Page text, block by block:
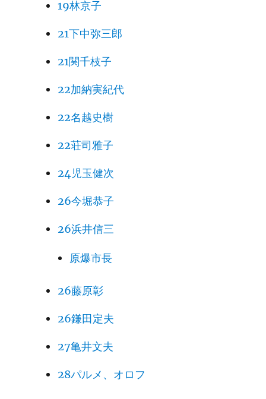
19林京子
21下中弥三郎
21関千枝子
22加納実紀代
22名越史樹
22荘司雅子
24児玉健次
26今堀恭子
26浜井信三
原爆市長
26藤原彰
26鎌田定夫
27亀井文夫
28パルメ、オロフ